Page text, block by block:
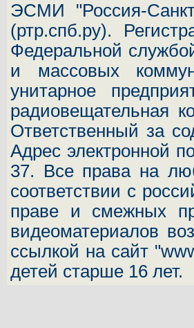
ЭСМИ "Россия-
(ртр.спб.ру).
Федеральной
и массовых
унитарное
радиовещательная
Ответственный за
Адрес электронной
37. Все права на
соответствии с
праве и смежных
видеоматериалов
ссылкой на сайт
детей старше 16 лет.